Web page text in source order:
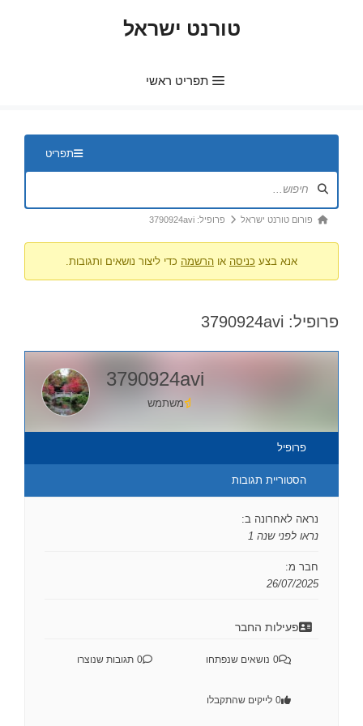
טורנט ישראל
תפריט ראשי
תפריט
נתיב
אתה
פורום טורנט ישראל פרופיל: 3790924avi
אנא בצע כניסה או הרשמה כדי ליצור נושאים ותגובות.
פרופיל: 3790924avi
3790924avi
משתמש
פרופיל
הסטוריית תגובות
נראה לאחרונה ב:
נראו לפני שנה 1
חבר מ:
26/07/2025
פעילות החבר
0 נושאים שנפתחו 0 תגובות שנוצרו
0 לייקים שהתקבלו